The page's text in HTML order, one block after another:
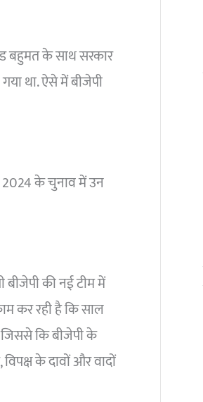
बहुमत के साथ सरकार
था. ऐसे में बीजेपी
2024 के चुनाव में उन
बीजेपी की नई टीम में
कर रही है कि साल
कि बीजेपी के
के दावों और वादों